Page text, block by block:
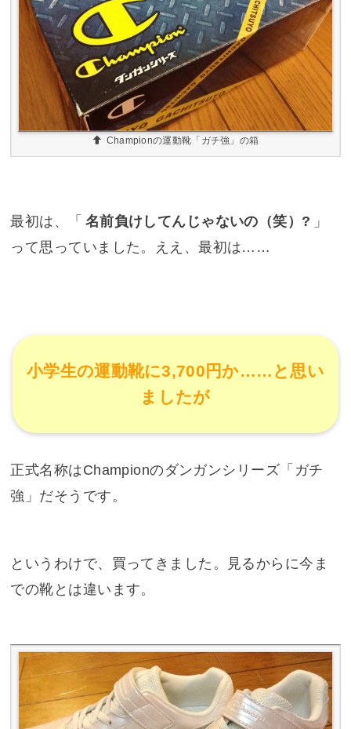
Championの運動靴「ガチ強」の箱
最初は、「 名前負けしてんじゃないの（笑）? 」
って思っていました。ええ、最初は……
小学生の運動靴に3,700円か……と思い
ましたが
正式名称はChampionのダンガンシリーズ「ガチ
強」だそうです。
というわけで、買ってきました。見るからに今ま
での靴とは違います。